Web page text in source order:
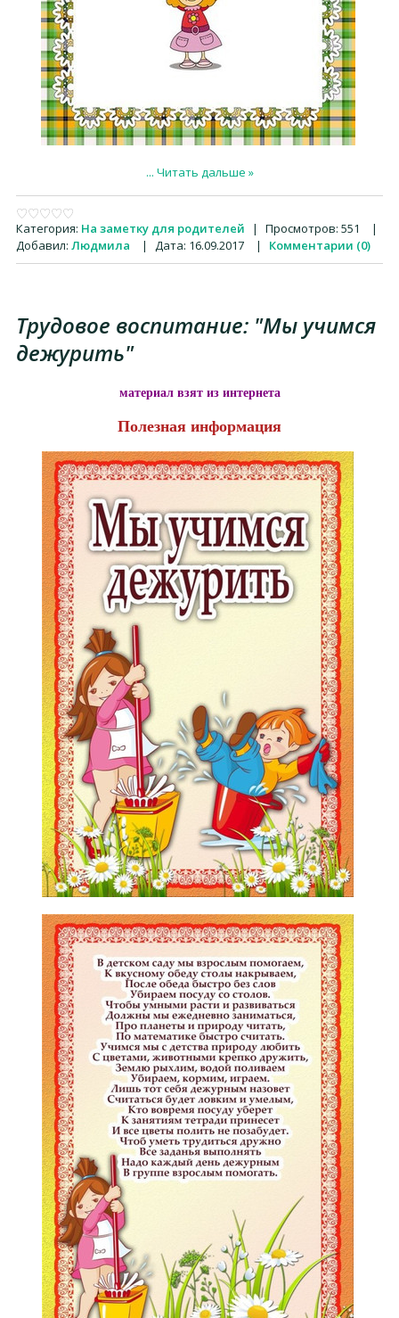
... Читать дальше »
Категория: На заметку для родителей | Просмотров: 551
|
Добавил: Людмила | Дата: 16.09.2017 | Комментарии (0)
Трудовое воспитание: "Мы учимся
дежурить"
материал взят из интернета
Полезная информация